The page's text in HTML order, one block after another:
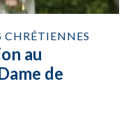
CHRÉTIENNES
au
de